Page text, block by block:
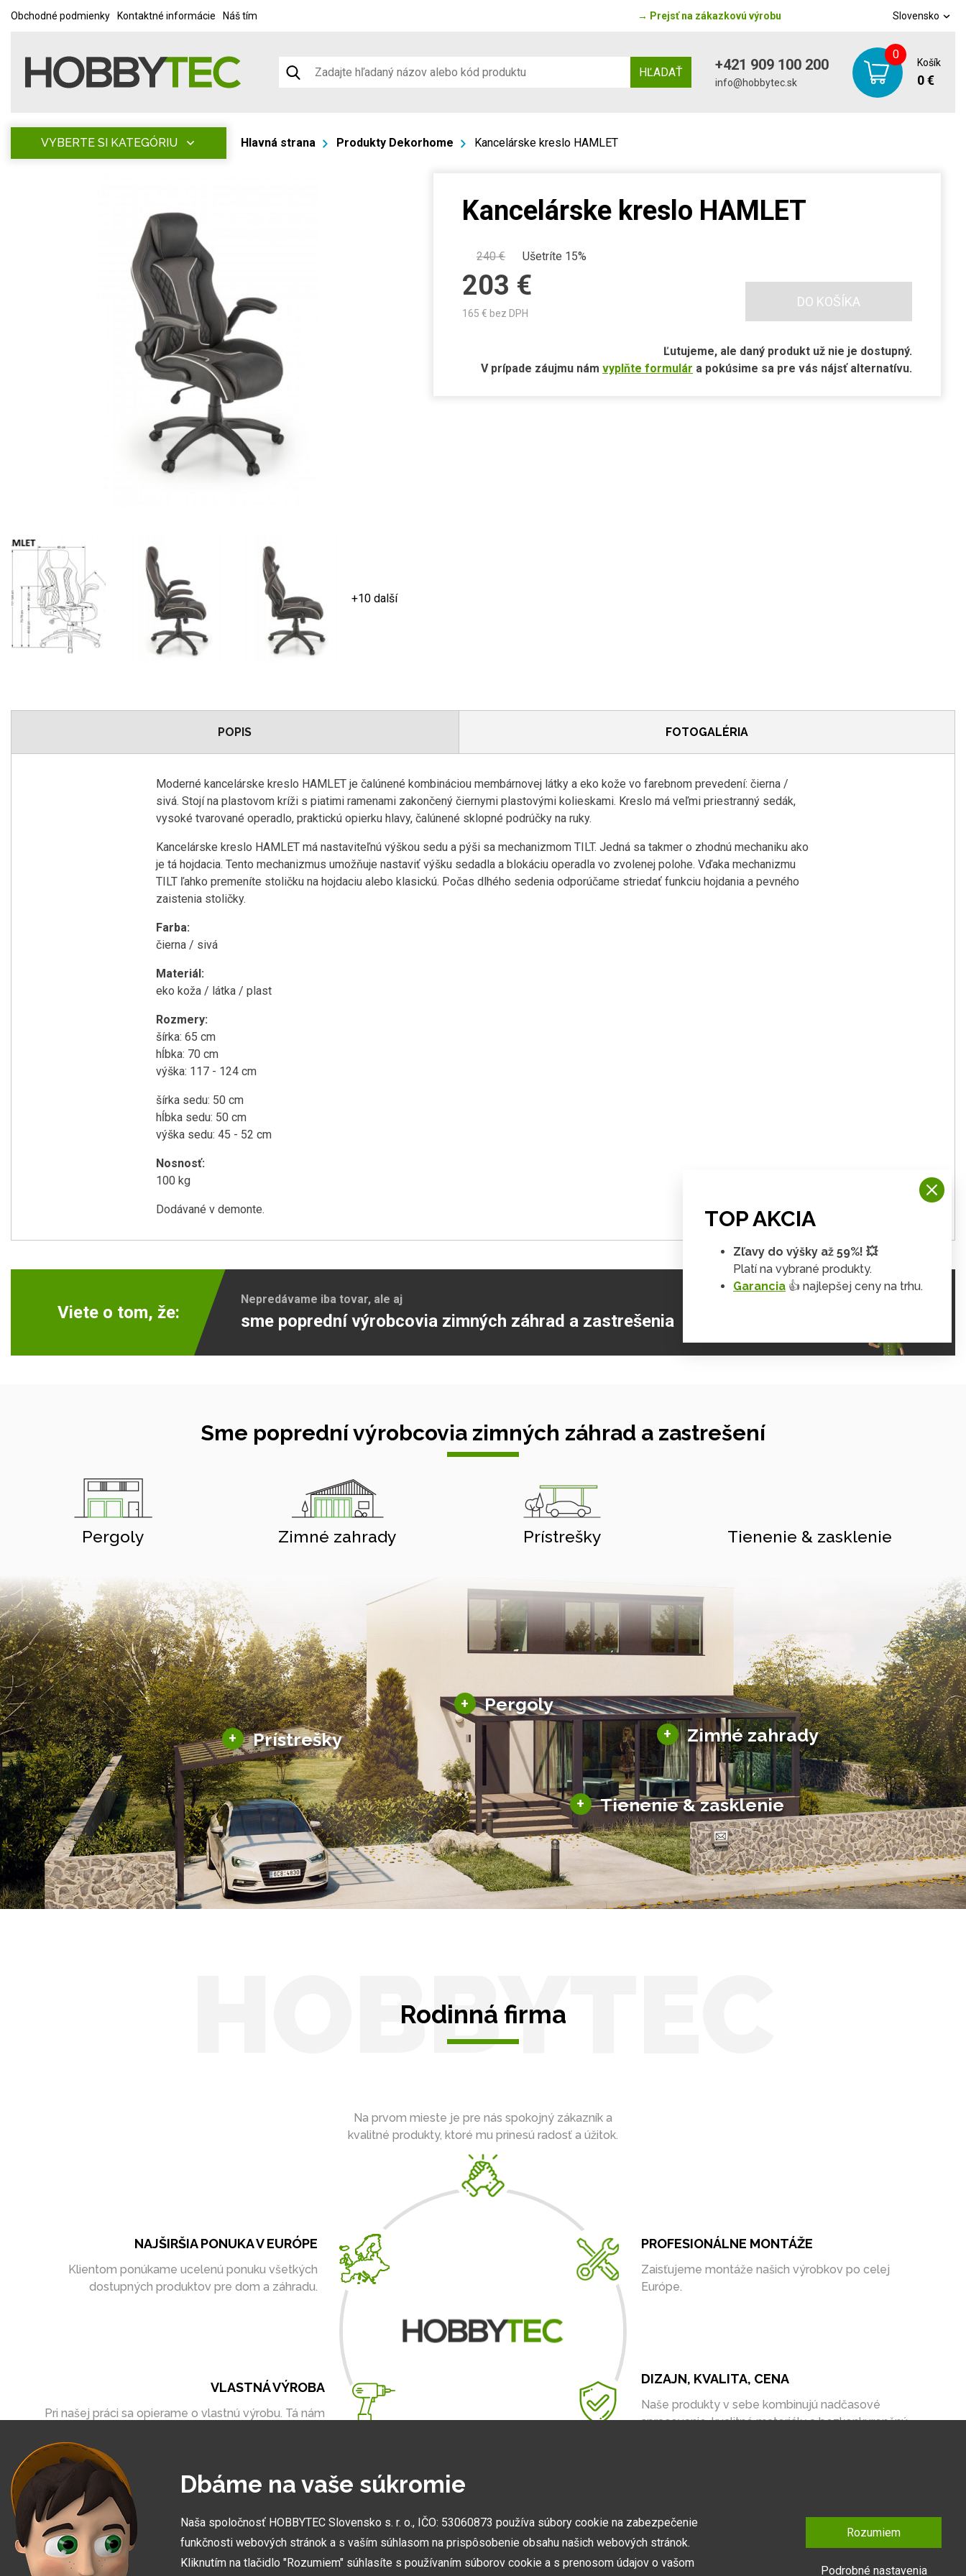
Obchodné podmienky Kontaktné informácie Náš tím → Prejsť na zákazkovú výrobu Slovensko
HĽADAŤ +421 909 100 200
info@hobbytec.sk
0
Košík
0 €
VYBERTE SI KATEGÓRIU Hlavná strana Produkty Dekorhome Kancelárske kreslo HAMLET
+10 další
Kancelárske kreslo HAMLET
240€ Ušetríte 15%
203 €
165 € bez DPH
DO KOŠÍKA
Ľutujeme, ale daný produkt už nie je dostupný.
V prípade záujmu nám vyplňte formulár a pokúsime sa pre vás nájsť alternatívu.
POPIS FOTOGALÉRIA
Moderné kancelárske kreslo HAMLET je čalúnené kombináciou membárnovej látky a eko kože vo farebnom prevedení: čierna /
sivá. Stojí na plastovom kríži s piatimi ramenami zakončený čiernymi plastovými kolieskami. Kreslo má veľmi priestranný sedák,
vysoké tvarované operadlo, praktickú opierku hlavy, čalúnené sklopné podrúčky na ruky.
Kancelárske kreslo HAMLET má nastaviteľnú výškou sedu a pýši sa mechanizmom TILT. Jedná sa takmer o zhodnú mechaniku ako
je tá hojdacia. Tento mechanizmus umožňuje nastaviť výšku sedadla a blokáciu operadla vo zvolenej polohe. Vďaka mechanizmu
TILT ľahko premeníte stoličku na hojdaciu alebo klasickú. Počas dlhého sedenia odporúčame striedať funkciu hojdania a pevného
zaistenia stoličky.
Farba:
čierna / sivá
Materiál:
eko koža / látka / plast
Rozmery:
šírka: 65 cm
hĺbka: 70 cm
výška: 117 - 124 cm
šírka sedu: 50 cm
hĺbka sedu: 50 cm
výška sedu: 45 - 52 cm
Nosnosť:
100 kg
Dodávané v demonte.
Viete o tom, že:
Nepredávame iba tovar, ale aj
sme poprední výrobcovia zimných záhrad a zastrešenia
Sme poprední výrobcovia zimných záhrad a zastrešení
Pergoly Zimné zahrady Prístrešky Tienenie & zasklenie
+ Pergoly
Hliníkové pergoly
Bioklimatické pergoly
Altány a zastrešenie
Solárne pergoly
+ Zimné zahrady
Sezónne zimné záhrady
Hliníkové zimné záhrady
Posuvné zimné záhrady
Solárne zimné záhrady
+ Prístrešky
Hliníkové prístrešky
Solárne prístrešky pre auto
+ Tienenie & zasklenie
Tienenie
Zasklenie
HOBBYTEC
Rodinná firma
Na prvom mieste je pre nás spokojný zákazník a
kvalitné produkty, ktoré mu prinesú radosť a úžitok.
PROFESIONÁLNE MONTÁŽE
Zaisťujeme montáže našich výrobkov po celej
Európe.
DIZAJN, KVALITA, CENA
Naše produkty v sebe kombinujú nadčasové
spracovanie, kvalitné materiály a bezkonkurenčnú
NAJVÄČŠIE SHOWROOMY
Vytvorili sme najväčšie ukážkové centrá svojho druhu
v ČR a SK. Nájdete nás v Prahe a Prešove.
VLASTNÁ VÝROBA
Pri našej práci sa opierame o vlastnú výrobu. Tá nám
NAJŠIRŠIA PONUKA V EURÓPE
Klientom ponúkame ucelenú ponuku všetkých
dostupných produktov pre dom a záhradu.
TOP AKCIA
Zľavy do výšky až 59%! 💥
Platí na vybrané produkty.
Garancia 👍 najlepšej ceny na trhu.
Dbáme na vaše súkromie
Naša spoločnosť HOBBYTEC Slovensko s. r. o., IČO: 53060873 používa súbory cookie na zabezpečenie
funkčnosti webových stránok a s vaším súhlasom na prispôsobenie obsahu našich webových stránok.
Kliknutím na tlačidlo "Rozumiem" súhlasíte s používaním súborov cookie a s prenosom údajov o vašom
Rozumiem
Podrobné nastavenia